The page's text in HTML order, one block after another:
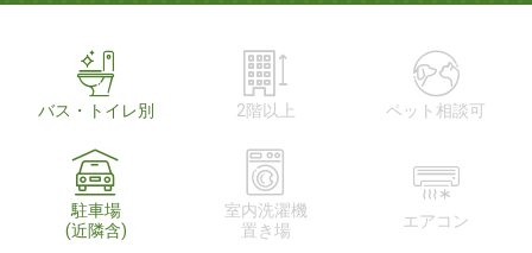
バス・トイレ別 2階以上 ペット相談可
駐車場
(近隣含)
室内洗濯機
置き場
エアコン